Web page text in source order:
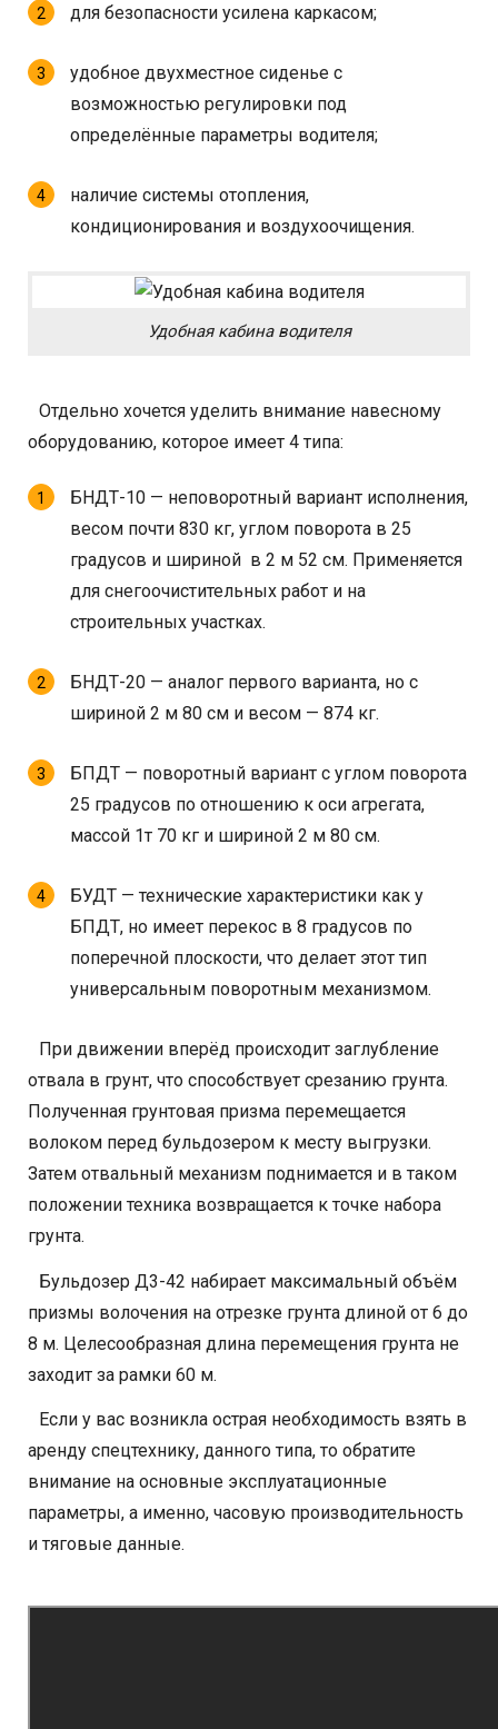
для безопасности усилена каркасом;
удобное двухместное сиденье с
возможностью регулировки под
определённые параметры водителя;
наличие системы отопления,
кондиционирования и воздухоочищения.
Удобная кабина водителя
Отдельно хочется уделить внимание навесному
оборудованию, которое имеет 4 типа:
БНДТ-10 — неповоротный вариант исполнения,
весом почти 830 кг, углом поворота в 25
градусов и шириной в 2 м 52 см. Применяется
для снегоочистительных работ и на
строительных участках.
БНДТ-20 — аналог первого варианта, но с
шириной 2 м 80 см и весом — 874 кг.
БПДТ — поворотный вариант с углом поворота
25 градусов по отношению к оси агрегата,
массой 1т 70 кг и шириной 2 м 80 см.
БУДТ — технические характеристики как у
БПДТ, но имеет перекос в 8 градусов по
поперечной плоскости, что делает этот тип
универсальным поворотным механизмом.
При движении вперёд происходит заглубление
отвала в грунт, что способствует срезанию грунта.
Полученная грунтовая призма перемещается
волоком перед бульдозером к месту выгрузки.
Затем отвальный механизм поднимается и в таком
положении техника возвращается к точке набора
грунта.
Бульдозер Д3-42 набирает максимальный объём
призмы волочения на отрезке грунта длиной от 6 до
8 м. Целесообразная длина перемещения грунта не
заходит за рамки 60 м.
Если у вас возникла острая необходимость взять в
аренду спецтехнику, данного типа, то обратите
внимание на основные эксплуатационные
параметры, а именно, часовую производительность
и тяговые данные.